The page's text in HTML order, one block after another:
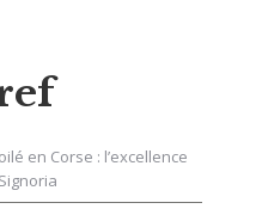
en Corse : l’excellence